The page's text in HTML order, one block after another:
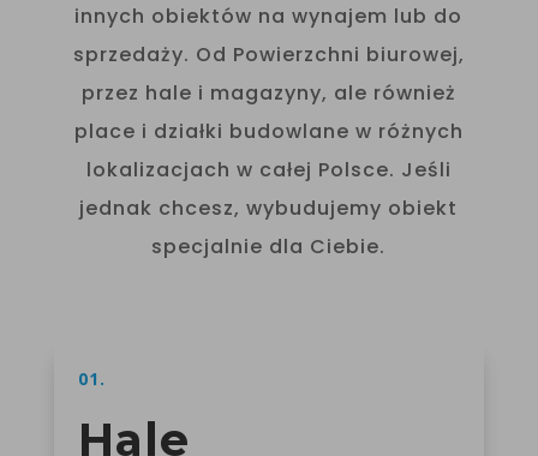
innych obiektów na wynajem lub do
sprzedaży. Od Powierzchni biurowej,
przez hale i magazyny, ale również
place i działki budowlane w różnych
lokalizacjach w całej Polsce. Jeśli
jednak chcesz, wybudujemy obiekt
specjalnie dla Ciebie.
01.
Hale